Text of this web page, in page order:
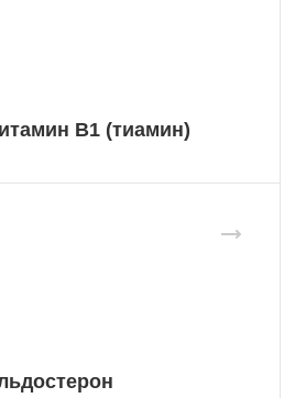
B1 (тиамин)